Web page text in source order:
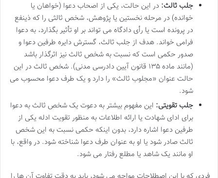
جلب ثالث: در این حالت، یکی از اصحاب دعوا (خواهان یا
خوانده) در مرحله نخستین یا پژوهش، شخص ثالثی را که ذینفع
در پرونده است یا رأی دادگاه می تواند بر او تأثیر بگذارد، به دعوا
فرامی خواند. هدف از جلب ثالث، گسترش دایره طرفین دعوا و
صدور حکمی است که نسبت به شخص ثالث نیز اثرگذار باشد
(مانند ماده ۱۳۵ قانون آیین دادرسی مدنی). شخص ثالث در این
حالت عنوان «مجلوب ثالث» را دارد و یک طرف دعوا محسوب می
شود.
جلب تقویتی: این مفهوم بیشتر به دعوت یک شخص ثالث به دعوا
برای ادای شهادت یا ارائه اطلاعات به منظور تقویت ادله یکی از
طرفین دعوا اشاره دارد، بدون اینکه حکمی نسبت به این شخص
ثالث صادر شود یا او به عنوان طرف دعوا شناخته شود. در واقع، با
او مانند یک شاهد یا مطلع رفتار می شود.